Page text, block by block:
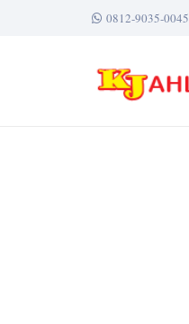
0812-9035-0045